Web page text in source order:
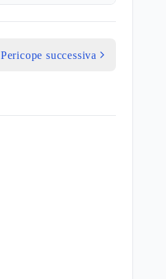
Pericope successiva